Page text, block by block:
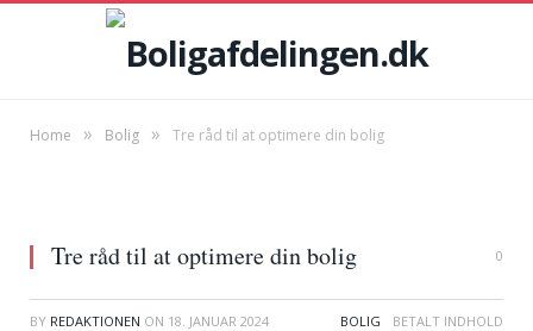
Home » Bolig » Tre råd til at optimere din bolig
Tre råd til at optimere din bolig 0
BY REDAKTIONEN ON 18. JANUAR 2024 BOLIG